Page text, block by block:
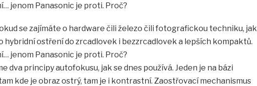
jenom Panasonic je proti. Proč?
se zajímáte o hardware čili železo čili fotografickou techniku, jak
hybridní ostření do zrcadlovek i bezzrcadlovek a lepších kompaktů.
jenom Panasonic je proti. Proč?
dva principy autofokusu, jak se dnes používá. Jeden je na bázi
kde je obraz ostrý, tam je i kontrastní. Zaostřovací mechanismus